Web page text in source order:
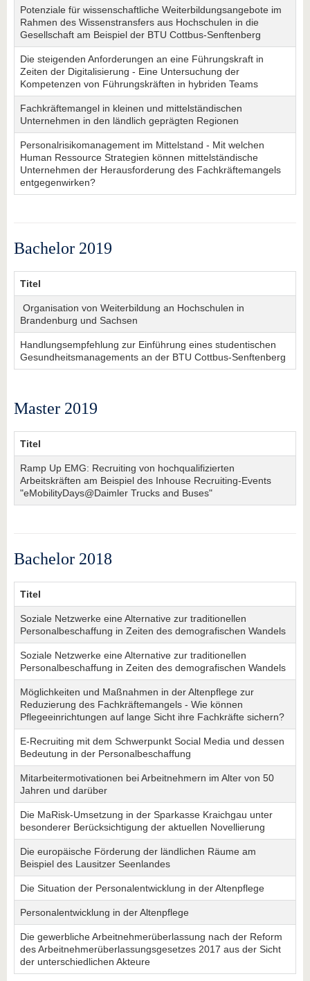
Potenziale für wissenschaftliche Weiterbildungsangebote im
Rahmen des Wissenstransfers aus Hochschulen in die
Gesellschaft am Beispiel der BTU Cottbus-Senftenberg
Die steigenden Anforderungen an eine Führungskraft in
Zeiten der Digitalisierung - Eine Untersuchung der
Kompetenzen von Führungskräften in hybriden Teams
Fachkräftemangel in kleinen und mittelständischen
Unternehmen in den ländlich geprägten Regionen
Personalrisikomanagement im Mittelstand - Mit welchen
Human Ressource Strategien können mittelständische
Unternehmen der Herausforderung des Fachkräftemangels
entgegenwirken?
Bachelor 2019
Titel
Organisation von Weiterbildung an Hochschulen in
Brandenburg und Sachsen
Handlungsempfehlung zur Einführung eines studentischen
Gesundheitsmanagements an der BTU Cottbus-Senftenberg
Master 2019
Titel
Ramp Up EMG: Recruiting von hochqualifizierten
Arbeitskräften am Beispiel des Inhouse Recruiting-Events
"eMobilityDays@Daimler Trucks and Buses"
Bachelor 2018
Titel
Soziale Netzwerke eine Alternative zur traditionellen
Personalbeschaffung in Zeiten des demografischen Wandels
Soziale Netzwerke eine Alternative zur traditionellen
Personalbeschaffung in Zeiten des demografischen Wandels
Möglichkeiten und Maßnahmen in der Altenpflege zur
Reduzierung des Fachkräftemangels - Wie können
Pflegeeinrichtungen auf lange Sicht ihre Fachkräfte sichern?
E-Recruiting mit dem Schwerpunkt Social Media und dessen
Bedeutung in der Personalbeschaffung
Mitarbeitermotivationen bei Arbeitnehmern im Alter von 50
Jahren und darüber
Die MaRisk-Umsetzung in der Sparkasse Kraichgau unter
besonderer Berücksichtigung der aktuellen Novellierung
Die europäische Förderung der ländlichen Räume am
Beispiel des Lausitzer Seenlandes
Die Situation der Personalentwicklung in der Altenpflege
Personalentwicklung in der Altenpflege
Die gewerbliche Arbeitnehmerüberlassung nach der Reform
des Arbeitnehmerüberlassungsgesetzes 2017 aus der Sicht
der unterschiedlichen Akteure